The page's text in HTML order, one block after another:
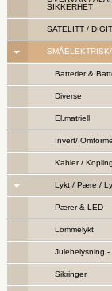
SIKKERHET
SATELITT /
Batterier &
Diverse
El.matriell
Invert/
Kabler /
Lykt / Pære /
Pærer & LED
Lommelykt
Julebelysning
Sikringer